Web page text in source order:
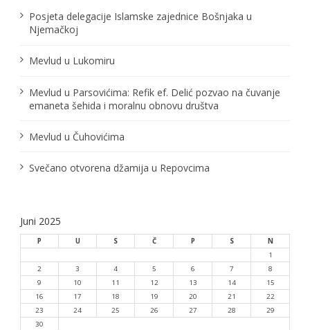
a
a
k
Posjeta delegacije Islamske zajednice Bošnjaka u
Njemačkoj
Mevlud u Lukomiru
Mevlud u Parsovićima: Refik ef. Delić pozvao na čuvanje
emaneta šehida i moralnu obnovu društva
Mevlud u Čuhovićima
Svečano otvorena džamija u Repovcima
Juni 2025
P U S Č P S
N
1
2
3 4 5 6 7
8
9
10 11 12 13 14
15
16
17 18 19 20 21
22
23
24 25 26 27 28
29
30